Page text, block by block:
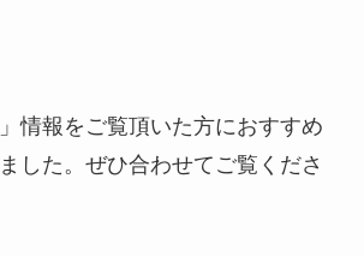
情報をご覧頂いた方におすすめ
した。ぜひ合わせてご覧くださ